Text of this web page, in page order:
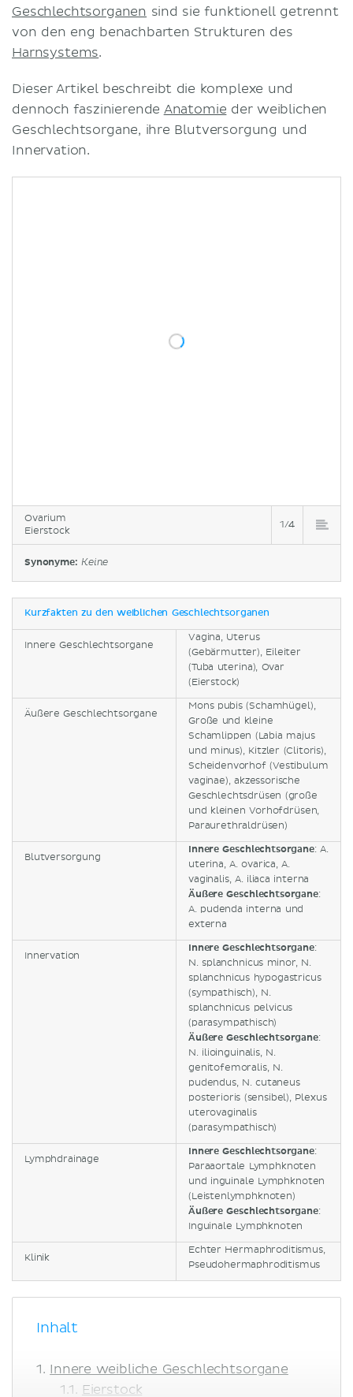
Ovarium
Eierstock
1/4
Synonyme: Keine
Geschlechtsorganen sind sie funktionell getrennt
von den eng benachbarten Strukturen des
Harnsystems.
Dieser Artikel beschreibt die komplexe und
dennoch faszinierende Anatomie der weiblichen
Geschlechtsorgane, ihre Blutversorgung und
Innervation.
Kurzfakten zu den weiblichen Geschlechtsorganen
Innere Geschlechtsorgane
Vagina, Uterus
(Gebärmutter), Eileiter
(Tuba uterina), Ovar
(Eierstock)
Äußere Geschlechtsorgane
Mons pubis (Schamhügel),
Große und kleine
Schamlippen (Labia majus
und minus), Kitzler (Clitoris),
Scheidenvorhof (Vestibulum
vaginae), akzessorische
Geschlechtsdrüsen (große
und kleinen Vorhofdrüsen,
Paraurethraldrüsen)
Blutversorgung
Innere Geschlechtsorgane: A.
uterina, A. ovarica, A.
vaginalis, A. iliaca interna
Äußere Geschlechtsorgane:
A. pudenda interna und
externa
Innervation
Innere Geschlechtsorgane:
N. splanchnicus minor, N.
splanchnicus hypogastricus
(sympathisch), N.
splanchnicus pelvicus
(parasympathisch)
Äußere Geschlechtsorgane:
N. ilioinguinalis, N.
genitofemoralis, N.
pudendus, N. cutaneus
posterioris (sensibel), Plexus
uterovaginalis
(parasympathisch)
Lymphdrainage
Innere Geschlechtsorgane:
Paraaortale Lymphknoten
und inguinale Lymphknoten
(Leistenlymphknoten)
Äußere Geschlechtsorgane:
Inguinale Lymphknoten
Klinik
Echter Hermaphroditismus,
Pseudohermaphroditismus
Inhalt
Innere weibliche Geschlechtsorgane
Eierstock